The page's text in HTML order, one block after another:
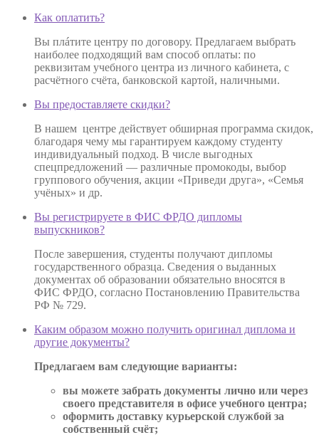
Как оплатить?
Вы плáтите центру по договору. Предлагаем выбрать
наиболее подходящий вам способ оплаты: по
реквизитам учебного центра из личного кабинета, с
расчётного счёта, банковской картой, наличными.
Вы предоставляете скидки?
В нашем центре действует обширная программа скидок,
благодаря чему мы гарантируем каждому студенту
индивидуальный подход. В числе выгодных
спецпредложений — различные промокоды, выбор
группового обучения, акции «Приведи друга», «Семья
учёных» и др.
Вы регистрируете в ФИС ФРДО дипломы
выпускников?
После завершения, студенты получают дипломы
государственного образца. Сведения о выданных
документах об образовании обязательно вносятся в
ФИС ФРДО, согласно Постановлению Правительства
РФ № 729.
Каким образом можно получить оригинал диплома и
другие документы?
Предлагаем вам следующие варианты:
вы можете забрать документы лично или через
своего представителя в офисе учебного центра;
оформить доставку курьерской службой за
собственный счёт;